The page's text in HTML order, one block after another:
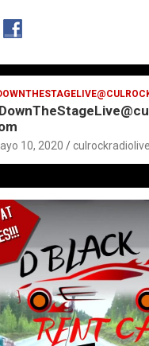
10, 2020 culrockradiolive